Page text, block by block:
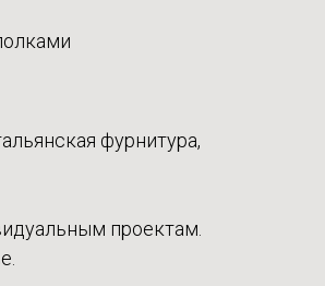
фурнитура,
проектам.